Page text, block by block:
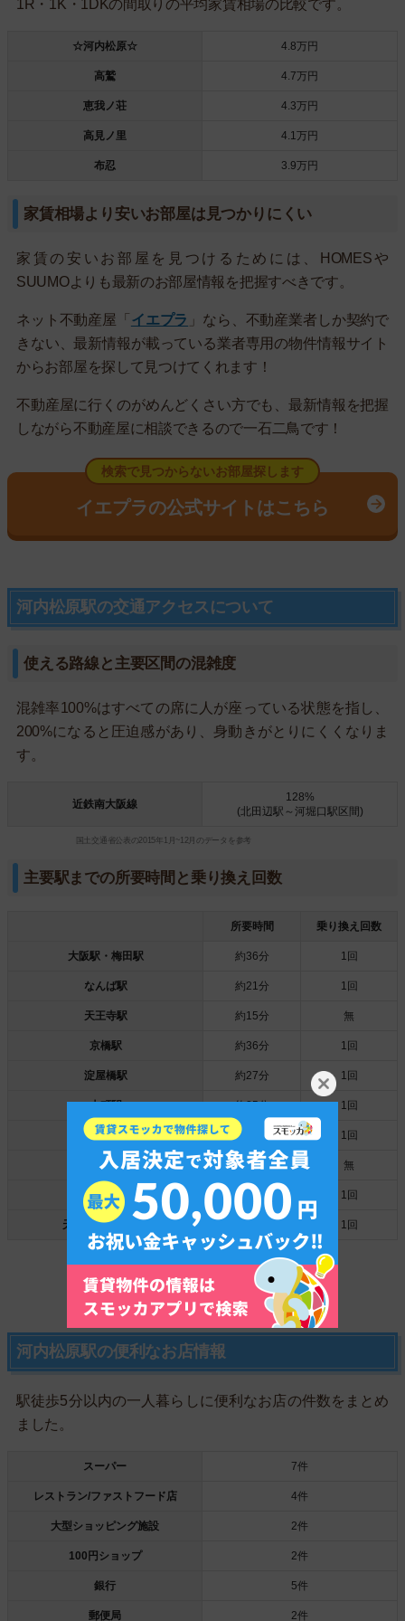
1R・1K・1DKの間取りの平均家賃相場の比較です。
☆河内松原☆ 4.8万円
高鷲 4.7万円
恵我ノ荘 4.3万円
高見ノ里 4.1万円
布忍 3.9万円
家賃相場より安いお部屋は見つかりにくい
家賃の安いお部屋を見つけるためには、HOMESや
SUUMOよりも最新のお部屋情報を把握すべきです。
ネット不動産屋「 イエプラ 」なら、不動産業者しか契約で
きない、最新情報が載っている業者専用の物件情報サイト
からお部屋を探して見つけてくれます！
不動産屋に行くのがめんどくさい方でも、最新情報を把握
しながら不動産屋に相談できるので一石二鳥です！
検索で見つからないお部屋探します
イエプラの公式サイトはこちら
河内松原駅の交通アクセスについて
使える路線と主要区間の混雑度
混雑率100%はすべての席に人が座っている状態を指し、
200%になると圧迫感があり、身動きがとりにくくなりま
す。
近鉄南大阪線
128%
(北田辺駅～河堀口駅区間)
国土交通省公表の2015年1月~12月のデータを参考
主要駅までの所要時間と乗り換え回数
所要時間 乗り換え回数
大阪駅・梅田駅 約36分 1回
なんば駅 約21分 1回
天王寺駅 約15分 無
京橋駅 約36分 1回
淀屋橋駅 約27分 1回
本町駅 約25分 1回
鶴橋駅 約28分 1回
大阪阿部野橋駅 約10分 無
心斎橋駅 約23分 1回
天神橋筋六丁目駅 1回
主要駅からの終電の時間はこちら
河内松原駅の便利なお店情報
駅徒歩5分以内の一人暮らしに便利なお店の件数をまとめ
ました。
スーパー 7件
レストラン/ファストフード店 4件
大型ショッピング施設 2件
100円ショップ 2件
銀行 5件
郵便局 2件